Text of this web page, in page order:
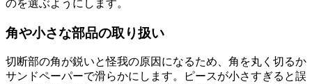
のを選ぶようにします。
角や小さな部品の取り扱い
切断部の角が鋭いと怪我の原因になるため、角を丸く切るか
サンドペーパーで滑らかにします。ピースが小さすぎると誤